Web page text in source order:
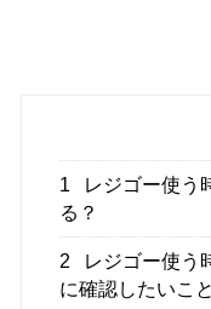
1
レジゴー使う
る？
2
レジゴー使う
に確認したいこと